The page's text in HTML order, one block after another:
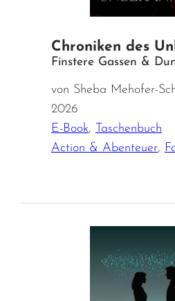
Chroniken des
Finstere Gassen &
von Sheba Mehofer-
2026
E-Book,
Taschenbuch
Action & Abenteuer,